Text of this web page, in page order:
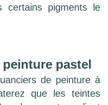
certains pigments le
pastel
de peinture à
que les teintes